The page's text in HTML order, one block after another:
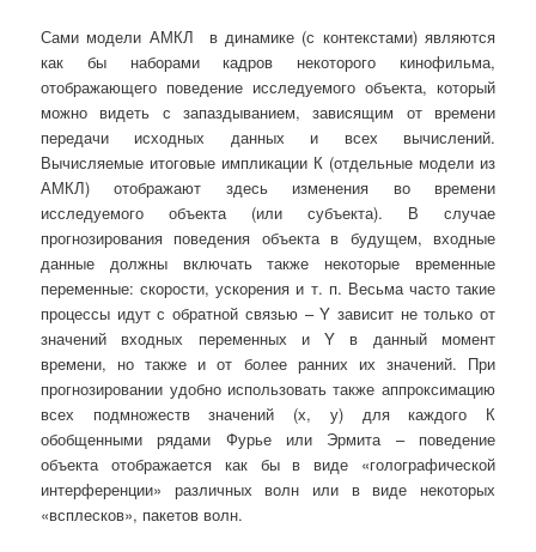
Сами модели АМКЛ в динамике (с контекстами) являются
как бы наборами кадров некоторого кинофильма,
отображающего поведение исследуемого объекта, который
можно видеть с запаздыванием, зависящим от времени
передачи исходных данных и всех вычислений.
Вычисляемые итоговые импликации К (отдельные модели из
АМКЛ) отображают здесь изменения во времени
исследуемого объекта (или субъекта). В случае
прогнозирования поведения объекта в будущем, входные
данные должны включать также некоторые временные
переменные: скорости, ускорения и т. п. Весьма часто такие
процессы идут с обратной связью – Y зависит не только от
значений входных переменных и Y в данный момент
времени, но также и от более ранних их значений. При
прогнозировании удобно использовать также аппроксимацию
всех подмножеств значений (х, у) для каждого К
обобщенными рядами Фурье или Эрмита – поведение
объекта отображается как бы в виде «голографической
интерференции» различных волн или в виде некоторых
«всплесков», пакетов волн.